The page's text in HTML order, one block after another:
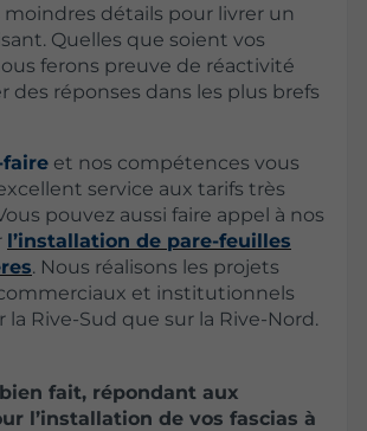
moindres détails pour livrer un
Quelles que soient vos
ferons preuve de réactivité
des réponses dans les plus brefs
et nos compétences vous
service aux tarifs très
pouvez aussi faire appel à nos
l’installation de pare-feuilles
. Nous réalisons les projets
et institutionnels
la Rive-Sud que sur la Rive-Nord.
fait, répondant aux
l’installation de vos fascias à